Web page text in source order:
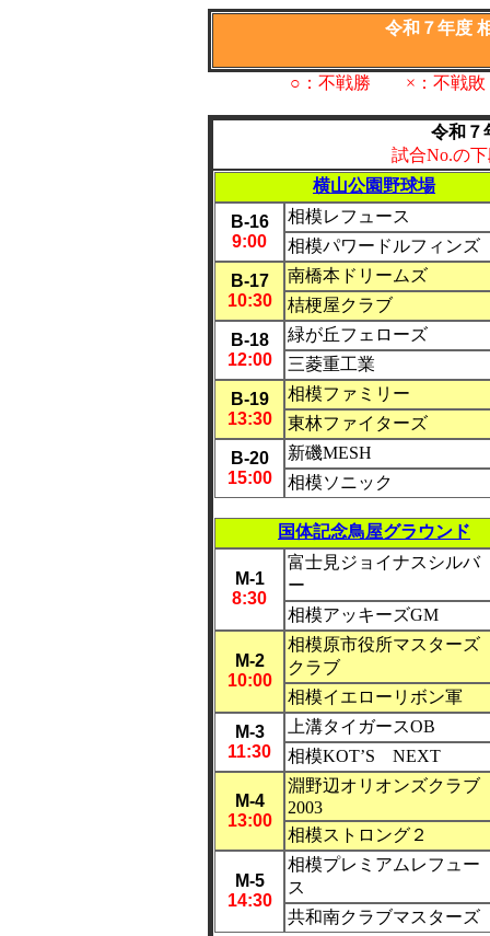
○：不戦勝 ×：不戦敗
令和７年度
令和７
試合No.の
横山公園野球場
B-16
9:00
相模レフュース
相模パワードルフィンズ
B-17
10:30
南橋本ドリームズ
桔梗屋クラブ
B-18
12:00
緑が丘フェローズ
三菱重工業
B-19
13:30
相模ファミリー
東林ファイターズ
B-20
15:00
新磯MESH
相模ソニック
国体記念鳥屋グラウンド
M-1
8:30
富士見ジョイナスシルバ
ー
相模アッキーズGM
M-2
10:00
相模原市役所マスターズ
クラブ
相模イエローリボン軍
M-3
11:30
上溝タイガースOB
相模KOT’S NEXT
M-4
13:00
淵野辺オリオンズクラブ
2003
相模ストロング２
M-5
14:30
相模プレミアムレフュー
ス
共和南クラブマスターズ